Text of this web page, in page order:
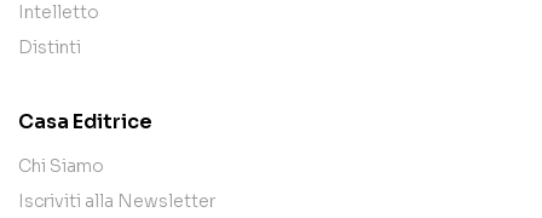
Intelletto
Distinti
Casa Editrice
Chi Siamo
Iscriviti alla Newsletter